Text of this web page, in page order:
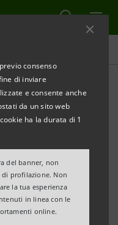
consenso
di inviare
e consente anche
da un sito web
ha la durata di 1
del banner, non
di profilazione. Non
la tua esperienza
in linea con le
online.
CENTAI,
PER L’INTELLIGENZA
al Grattacielo di
partnership tra la
impegnati
laboratorio